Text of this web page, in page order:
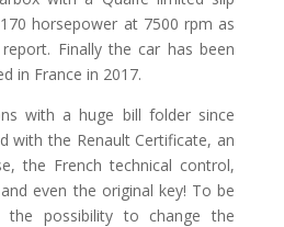
horsepower at 7500 rpm as
Finally the car has been
in France in 2017.
with a huge bill folder since
with the Renault Certificate, an
the French technical control,
even the original key! To be
possibility to change the